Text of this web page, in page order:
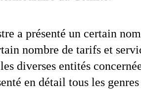
a présenté un certain
nombre de tarifs et
diverses entités
en détail tous les